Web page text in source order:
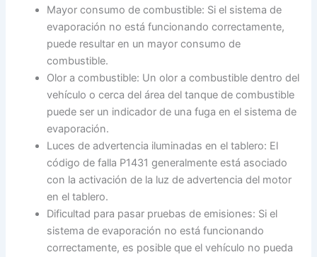
Mayor consumo de combustible: Si el sistema de
evaporación no está funcionando correctamente,
puede resultar en un mayor consumo de
combustible.
Olor a combustible: Un olor a combustible dentro del
vehículo o cerca del área del tanque de combustible
puede ser un indicador de una fuga en el sistema de
evaporación.
Luces de advertencia iluminadas en el tablero: El
código de falla P1431 generalmente está asociado
con la activación de la luz de advertencia del motor
en el tablero.
Dificultad para pasar pruebas de emisiones: Si el
sistema de evaporación no está funcionando
correctamente, es posible que el vehículo no pueda